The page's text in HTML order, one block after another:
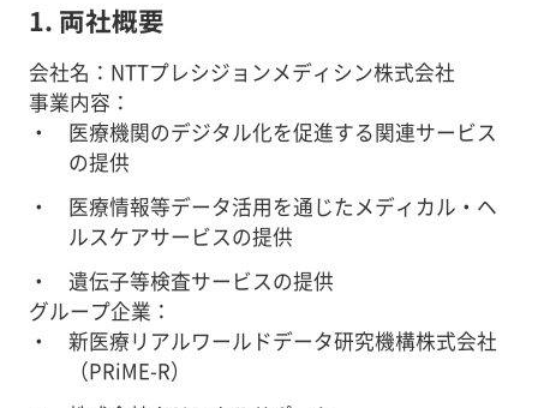
1. 両社概要
会社名：NTTプレシジョンメディシン株式会社
事業内容：
医療機関のデジタル化を促進する関連サービス
の提供
医療情報等データ活用を通じたメディカル・ヘ
ルスケアサービスの提供
遺伝子等検査サービスの提供
グループ企業：
新医療リアルワールドデータ研究機構株式会社
（PRiME-R）